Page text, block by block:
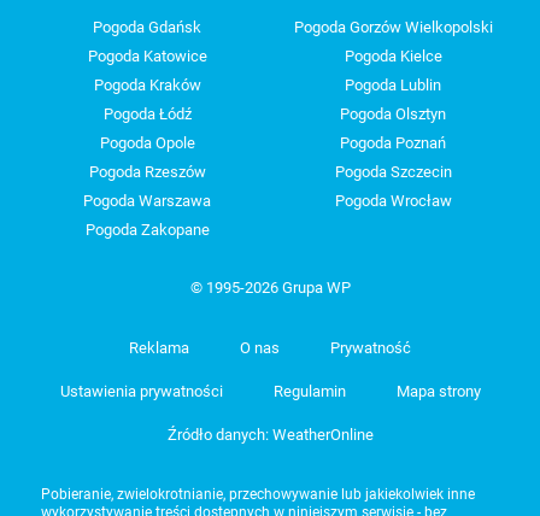
Pogoda Gdańsk
Pogoda Gorzów Wielkopolski
Pogoda Katowice
Pogoda Kielce
Pogoda Kraków
Pogoda Lublin
Pogoda Łódź
Pogoda Olsztyn
Pogoda Opole
Pogoda Poznań
Pogoda Rzeszów
Pogoda Szczecin
Pogoda Warszawa
Pogoda Wrocław
Pogoda Zakopane
© 1995-2026 Grupa WP
Reklama O nas Prywatność
Ustawienia prywatności Regulamin Mapa strony
Źródło danych: WeatherOnline
Pobieranie, zwielokrotnianie, przechowywanie lub jakiekolwiek inne
wykorzystywanie treści dostępnych w niniejszym serwisie - bez